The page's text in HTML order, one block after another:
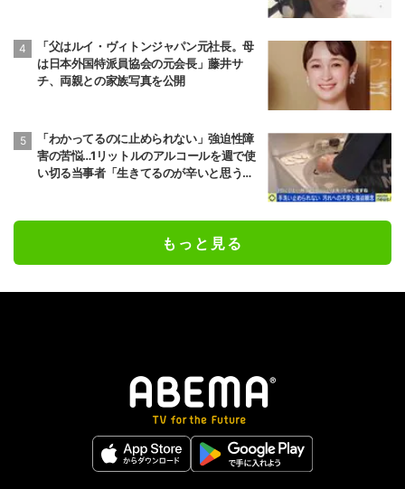
「父はルイ・ヴィトンジャパン元社長。母
は日本外国特派員協会の元会長」藤井サ
チ、両親との家族写真を公開
「わかってるのに止められない」強迫性障
害の苦悩…1リットルのアルコールを週で使
い切る当事者「生きてるのが辛いと思うこ
もっと見る